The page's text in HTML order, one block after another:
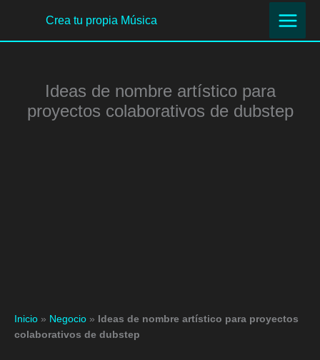
contenido
Crea tu propia Música
Ideas de nombre artístico para
proyectos colaborativos de dubstep
Inicio » Negocio » Ideas de nombre artístico para proyectos
colaborativos de dubstep